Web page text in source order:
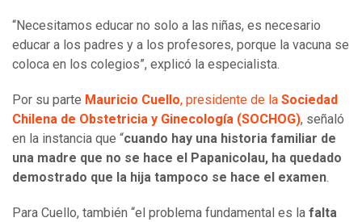
“Necesitamos educar no solo a las niñas, es necesario
educar a los padres y a los profesores, porque la vacuna se
coloca en los colegios”, explicó la especialista.
Por su parte Mauricio Cuello, presidente de la Sociedad
Chilena de Obstetricia y Ginecología (SOCHOG), señaló
en la instancia que “cuando hay una historia familiar de
una madre que no se hace el Papanicolau, ha quedado
demostrado que la hija tampoco se hace el examen.
Para Cuello, también “el problema fundamental es la falta